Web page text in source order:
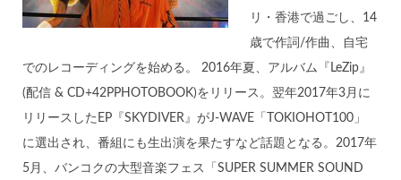
リ・香港で過ごし、14
歳で作詞/作曲、自宅
でのレコーディングを始める。 2016年夏、アルバム『LeZip』
(配信 & CD+42PPHOTOBOOK)をリリース。翌年2017年3月に
リリースしたEP『SKYDIVER』がJ-WAVE「TOKIOHOT100」
に選出され、番組にも生出演を果たすなど話題となる。2017年
5月、バンコクの大型音楽フェス「SUPER SUMMER SOUND